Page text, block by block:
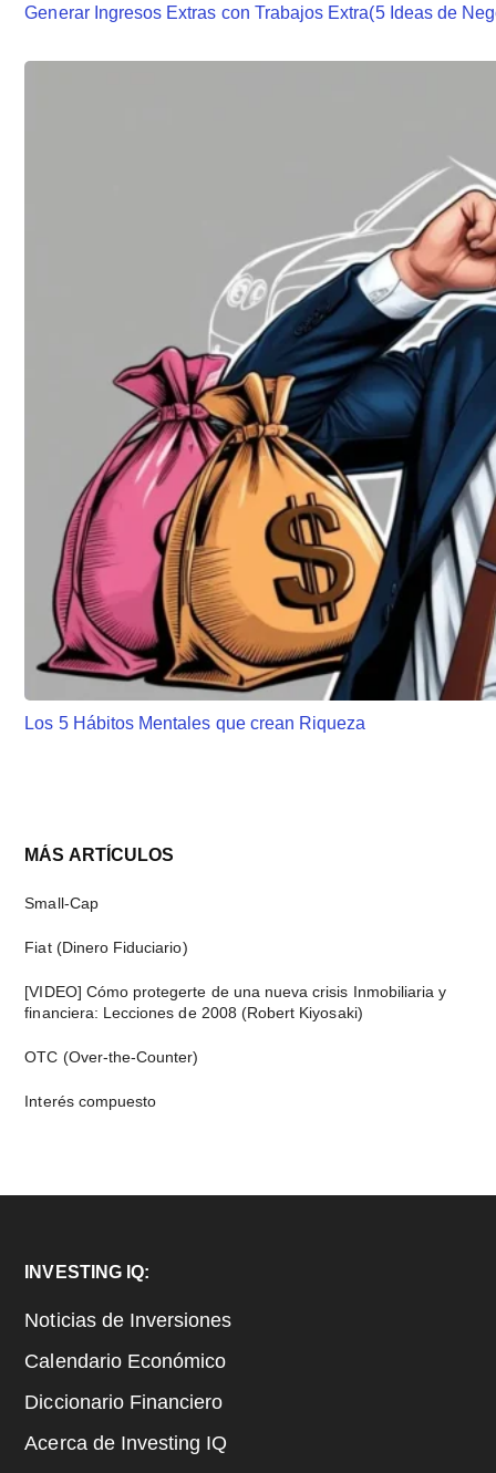
Generar Ingresos Extras con Trabajos Extra(5 Ideas de
Los 5 Hábitos Mentales que crean Riqueza
Barra
lateral
principal
MÁS ARTÍCULOS
Small-Cap
Fiat (Dinero Fiduciario)
[VIDEO] Cómo protegerte de una nueva crisis Inmobiliaria y
financiera: Lecciones de 2008 (Robert Kiyosaki)
OTC (Over-the-Counter)
Interés compuesto
Footer
INVESTING IQ:
Noticias de Inversiones
Calendario Económico
Diccionario Financiero
Acerca de Investing IQ